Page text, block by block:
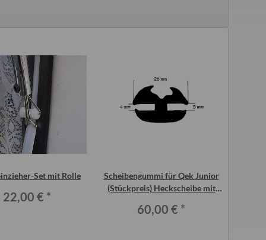
Set mit Rolle
22,00 € *
Scheibengummi für Qek Junior
(Stückpreis) Heckscheibe mit
60,00 € *